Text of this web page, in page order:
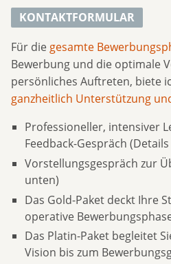
KONTAKTFORMULAR
Für die gesamte
Bewerbung und die optimale
persönliches Auftreten, biete
ganzheitlich Unterstützung
Professioneller, intensiver
Feedback-Gespräch
Vorstellungsgespräch zur
unten)
Das Gold-Paket deckt Ihre
operative
Das Platin-Paket begleitet
Vision bis zum